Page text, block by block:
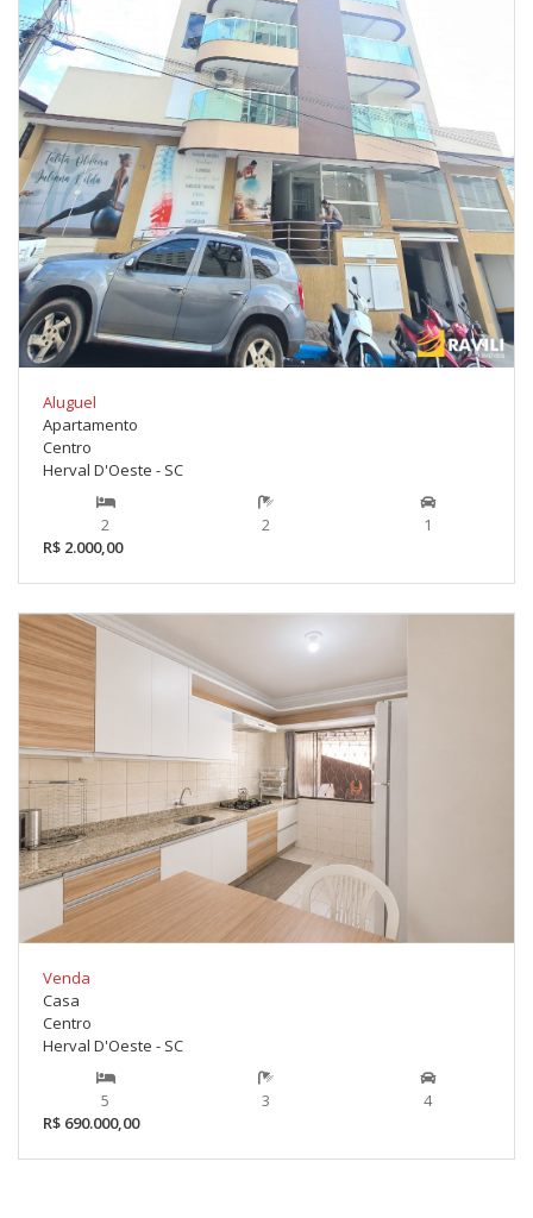
Aluguel
Apartamento
Centro
Herval D'Oeste - SC
2 2
1
R$ 2.000,00
Venda
Casa
Centro
Herval D'Oeste - SC
5 3
4
R$ 690.000,00